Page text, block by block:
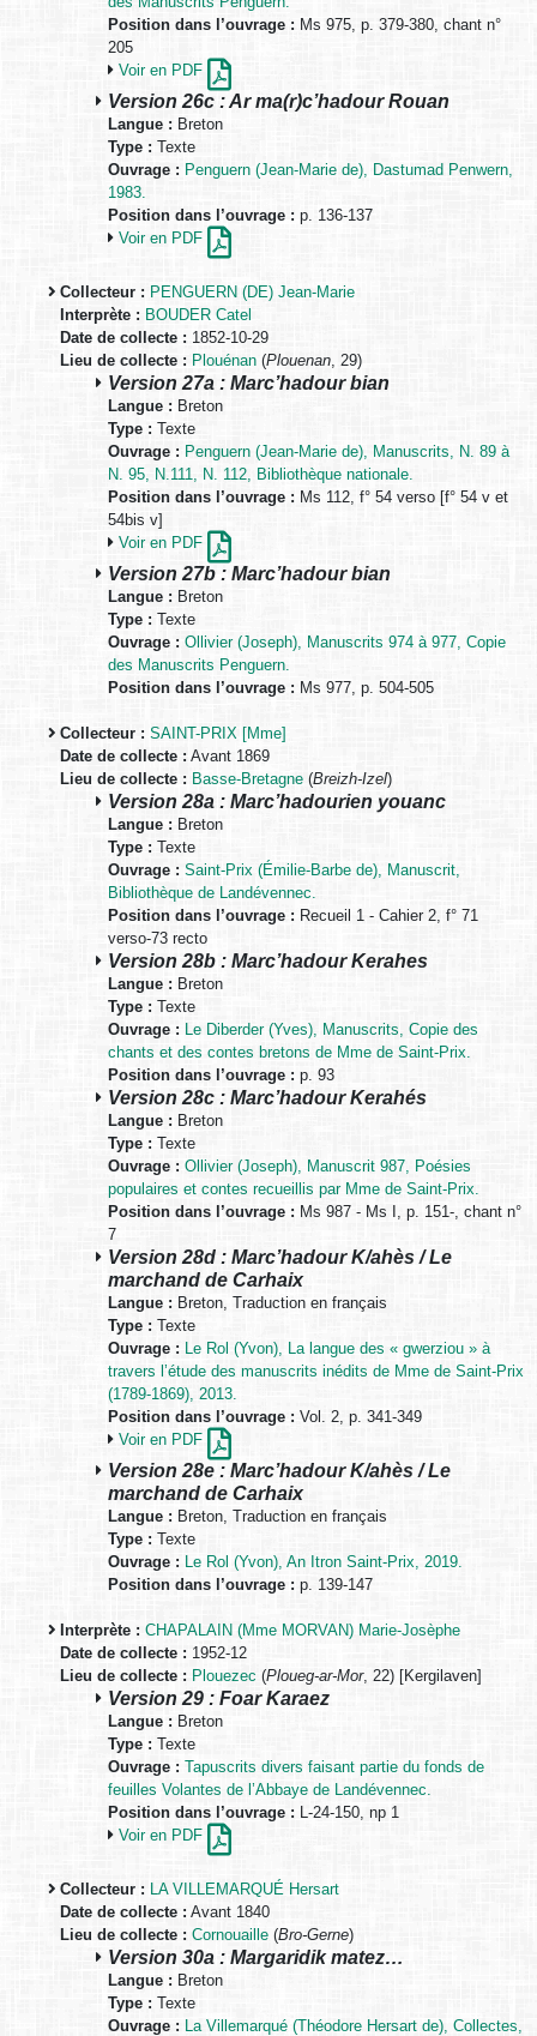
Position dans l’ouvrage : Ms 975, p. 379-380, chant n°
205
Voir en PDF
Version 26c : Ar ma(r)c’hadour Rouan
Langue : Breton
Type : Texte
Ouvrage : Penguern (Jean-Marie de), Dastumad Penwern,
1983.
Position dans l’ouvrage : p. 136-137
Voir en PDF
Collecteur : PENGUERN (DE) Jean-Marie
Interprète : BOUDER Catel
Date de collecte : 1852-10-29
Lieu de collecte : Plouénan (Plouenan , 29)
Version 27a : Marc’hadour bian
Langue : Breton
Type : Texte
Ouvrage : Penguern (Jean-Marie de), Manuscrits, N. 89 à
N. 95, N.111, N. 112, Bibliothèque nationale.
Position dans l’ouvrage : Ms 112, f° 54 verso [f° 54 v et
54bis v]
Voir en PDF
Version 27b : Marc’hadour bian
Langue : Breton
Type : Texte
Ouvrage : Ollivier (Joseph), Manuscrits 974 à 977, Copie
des Manuscrits Penguern.
Position dans l’ouvrage : Ms 977, p. 504-505
Collecteur : SAINT-PRIX [Mme]
Date de collecte : Avant 1869
Lieu de collecte : Basse-Bretagne (Breizh-Izel)
Version 28a : Marc’hadourien youanc
Langue : Breton
Type : Texte
Ouvrage : Saint-Prix (Émilie-Barbe de), Manuscrit,
Bibliothèque de Landévennec.
Position dans l’ouvrage : Recueil 1 - Cahier 2, f° 71
verso-73 recto
Version 28b : Marc’hadour Kerahes
Langue : Breton
Type : Texte
Ouvrage : Le Diberder (Yves), Manuscrits, Copie des
chants et des contes bretons de Mme de Saint-Prix.
Position dans l’ouvrage : p. 93
Version 28c : Marc’hadour Kerahés
Langue : Breton
Type : Texte
Ouvrage : Ollivier (Joseph), Manuscrit 987, Poésies
populaires et contes recueillis par Mme de Saint-Prix.
Position dans l’ouvrage : Ms 987 - Ms I, p. 151-, chant n°
7
Version 28d : Marc’hadour K/ahès / Le
marchand de Carhaix
Langue : Breton, Traduction en français
Type : Texte
Ouvrage : Le Rol (Yvon), La langue des « gwerziou » à
travers l’étude des manuscrits inédits de Mme de Saint-Prix
(1789-1869), 2013.
Position dans l’ouvrage : Vol. 2, p. 341-349
Voir en PDF
Version 28e : Marc’hadour K/ahès / Le
marchand de Carhaix
Langue : Breton, Traduction en français
Type : Texte
Ouvrage : Le Rol (Yvon), An Itron Saint-Prix, 2019.
Position dans l’ouvrage : p. 139-147
Interprète : CHAPALAIN (Mme MORVAN) Marie-Josèphe
Date de collecte : 1952-12
Lieu de collecte : Plouezec (Ploueg-ar-Mor, 22) [Kergilaven]
Version 29 : Foar Karaez
Langue : Breton
Type : Texte
Ouvrage : Tapuscrits divers faisant partie du fonds de
feuilles Volantes de l’Abbaye de Landévennec.
Position dans l’ouvrage : L-24-150, np 1
Voir en PDF
Collecteur : LA VILLEMARQUÉ Hersart
Date de collecte : Avant 1840
Lieu de collecte : Cornouaille (Bro-Gerne)
Version 30a : Margaridik matez…
Langue : Breton
Type : Texte
Ouvrage : La Villemarqué (Théodore Hersart de), Collectes,